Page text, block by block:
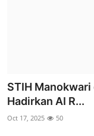
STIH
Hadirkan AI R...
Oct 17, 2025 50